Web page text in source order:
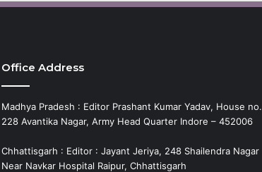
Office Address
Madhya Pradesh : Editor Prashant Kumar Yadav, House no.
228 Avantika Nagar, Army Head Quarter Indore – 452006
Chhattisgarh : Editor : Jayant Jeriya, 248 Shailendra Nagar
Near Navkar Hospital Raipur, Chhattisgarh